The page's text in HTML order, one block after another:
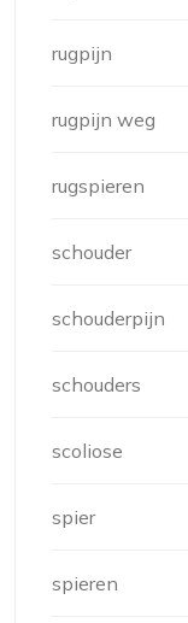
rugpijn
rugpijn weg
rugspieren
schouder
schouderpijn
schouders
scoliose
spier
spieren